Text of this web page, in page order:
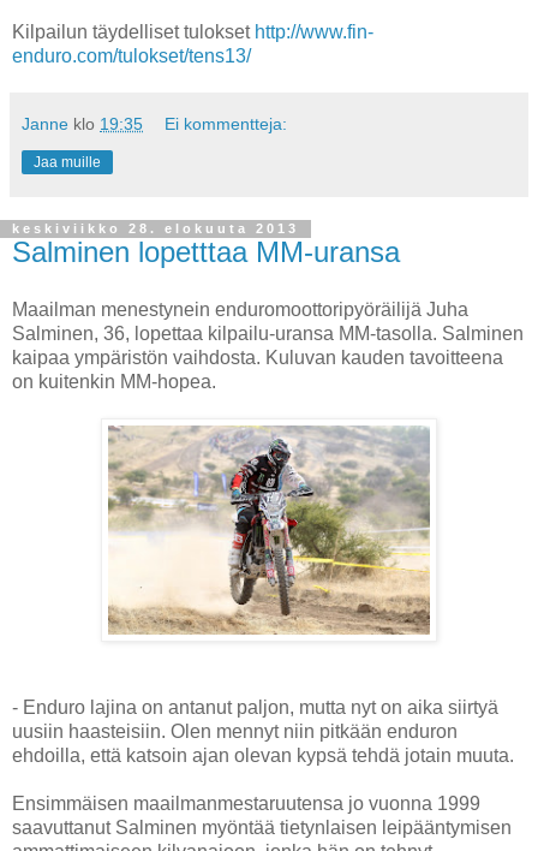
Kilpailun täydelliset tulokset http://www.fin-
enduro.com/tulokset/tens13/
Janne klo 19:35 Ei kommentteja:
Jaa muille
keskiviikko 28. elokuuta 2013
Salminen lopetttaa MM-uransa
Maailman menestynein enduromoottoripyöräilijä Juha
Salminen, 36, lopettaa kilpailu-uransa MM-tasolla. Salminen
kaipaa ympäristön vaihdosta. Kuluvan kauden tavoitteena
on kuitenkin MM-hopea.
- Enduro lajina on antanut paljon, mutta nyt on aika siirtyä
uusiin haasteisiin. Olen mennyt niin pitkään enduron
ehdoilla, että katsoin ajan olevan kypsä tehdä jotain muuta.
Ensimmäisen maailmanmestaruutensa jo vuonna 1999
saavuttanut Salminen myöntää tietynlaisen leipääntymisen